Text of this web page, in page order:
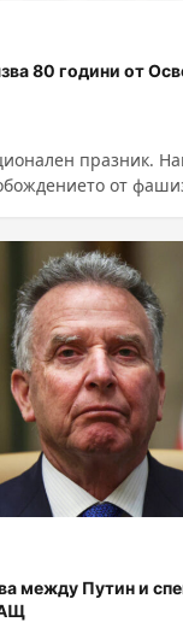
80 години от
празник.
от
между Путин и